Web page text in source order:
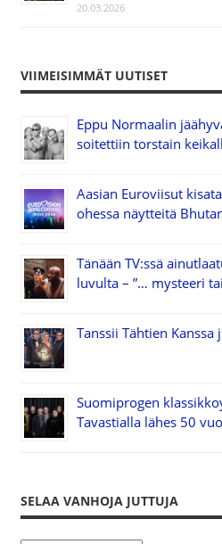
20.03.2026
VIIMEISIMMÄT UUTISET
Eppu Normaalin
soitettiin torstain
Aasian Euroviisut
ohessa näytteitä
Tänään TV:ssä
luvulta – ”… mysteeri
Tanssii Tähtien
Suomiprogen
Tavastialla lähes 50
SELAA VANHOJA JUTTUJA